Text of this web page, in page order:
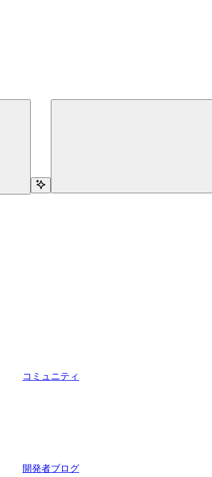
コミュニティ
開発者ブログ